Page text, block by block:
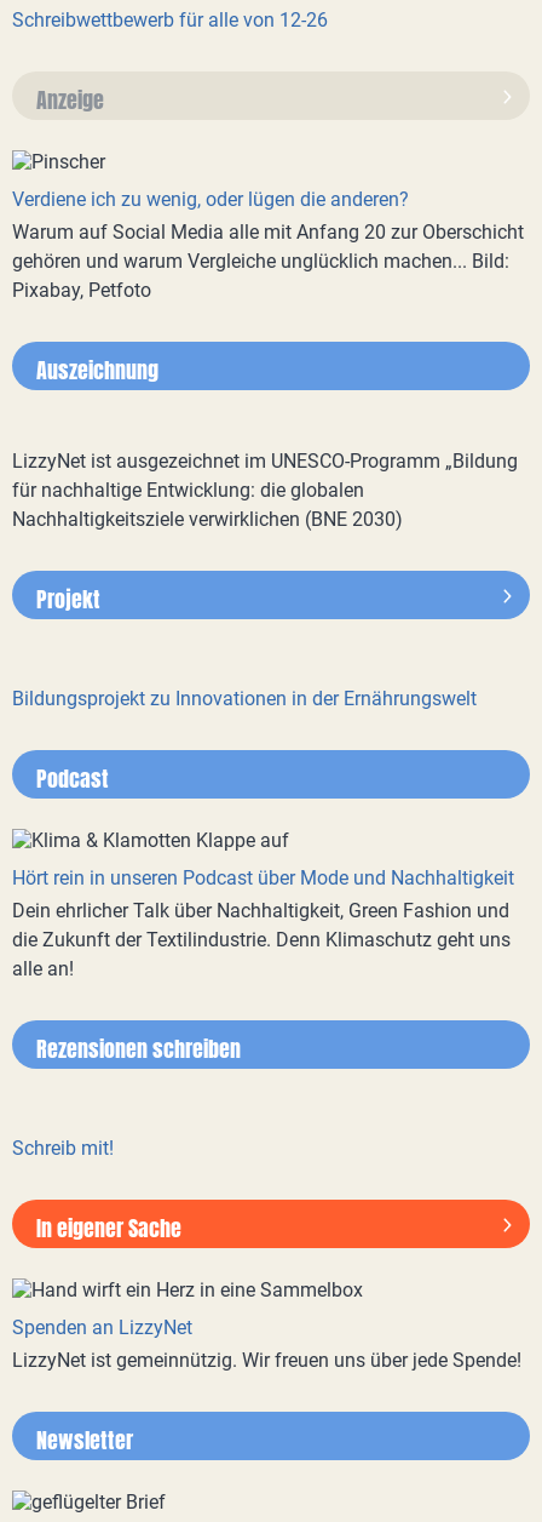
Schreibwettbewerb für alle von 12-26
Anzeige
Verdiene ich zu wenig, oder lügen die anderen?
Warum auf Social Media alle mit Anfang 20 zur Oberschicht
gehören und warum Vergleiche unglücklich machen... Bild:
Pixabay, Petfoto
Auszeichnung
LizzyNet ist ausgezeichnet im UNESCO-Programm „Bildung
für nachhaltige Entwicklung: die globalen
Nachhaltigkeitsziele verwirklichen (BNE 2030)
Projekt
Bildungsprojekt zu Innovationen in der Ernährungswelt
Podcast
Hört rein in unseren Podcast über Mode und Nachhaltigkeit
Dein ehrlicher Talk über Nachhaltigkeit, Green Fashion und
die Zukunft der Textilindustrie. Denn Klimaschutz geht uns
alle an!
Rezensionen schreiben
Schreib mit!
In eigener Sache
Spenden an LizzyNet
LizzyNet ist gemeinnützig. Wir freuen uns über jede Spende!
Newsletter